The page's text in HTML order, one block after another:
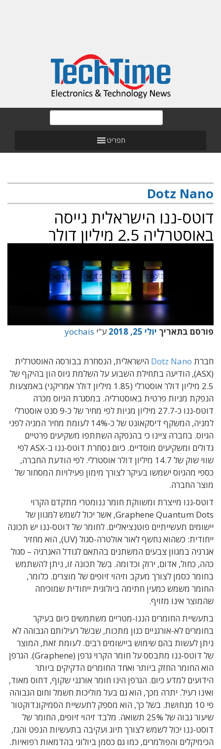
תפריט
Dotz Nano
דוטס-ננו הישראלית גייסה
באוסטרליה 2.5 מיליון דולר
פורסם בתאריך יולי 25, 2018 ע"י yochais
חברת Dotz Nano הישראלית, הנסחרת בבורסה האוסטרלית
(ASX), הודיעה בתחילת השבוע על השלמת גיוס הון בהיקף של
2.5 מיליון דולר אוסטרלי (1.85 מיליון דולר אמריקני) באמצעות
הנפקת מניות פרטית באוסטרליה. במסגרת הגיוס מכרה
דוטס-ננו כ-27.7 מיליון מניות לפי מחיר של כ-9 סנט אוסטרלי
למניה, המשקף דיסקאונט של כ-14% לעומת מחיר המניה לפני
הגיוס. בחברה ציינו כי בהנפקה השתתפו משקיעים פרטיים
גדולים ומשקיעים מוסדיים. כיום נסחרת דוטס-ננו ב-ASX לפי
שווי שוק של 14.7 מיליון דולר אוסטרלי. לפי הודעת החברה,
כספי מהגיוס ישמשו בעיקר לצורך מימון פעילויות המסחור של
מוצר החברה.
דוטס-ננו מייצרת ומשווקת חומר ננומטרי מתקדם הקרוי
Graphene Quantum Dots, אשר יכול לשמש למגוון של
יישומים תעשייתיים פוטנציאליים. לחומר של דוטס-ננו יש תכונה
ייחודית: כשהוא נחשף לאור אולטרה-סגול (UV), הוא מחזיר
אנרגיה במגוון צבעים המשתנים בהתאם לגודל האנרגיה – סגול
כהה, כחול, אדום, ירוק וכדומה. בשל תכונה זו, ניתן להשתמש
בחומר כסמן לצורך מעקב וזיהוי זיופים של מוצרים. כלומר,
החומר משמש כמעין חתימה ביולוגית ייחודית שמוכיחה
שהמוצר אינו מזויף.
בתעשיית החומרים הננו-מטריים משתמשים כיום בעיקר
בחומרים לא-אורגניים כגון מתכות, שבשל רעילותם הגבוהה לא
ניתן לעשות בהם שימוש ביישומים רבים. לעומת זאת, המוצר
של דוטס-ננו מתבסס על חומר הקרוי גרפן (Graphene). הגרפן
הוא החומר החזק ביותר ואחד החומרים הדקיקים ביותר
הידועים למדע כיום. הגרפן הינו חומר אורגני שקוף, דחוס מאוד,
ואינו רעיל. יתרה מכך, הוא גם בעל מוליכות חשמל וחום הגבוהה
פי 10 מנחושת. בשל כך, הוא מספק לתעשיית הסמיקונדוקטור
שיעור גבוה של 25% תשואה. מלבד זיהוי זיופים, החומר של
דוסט-ננו יכול לשמש לצורך תיוג ועקיבה בתעשיות הנפט והגז,
הכימיקלים והפולמרים, כמו גם כסמן ביולוגי בהדמאות רפואיות.